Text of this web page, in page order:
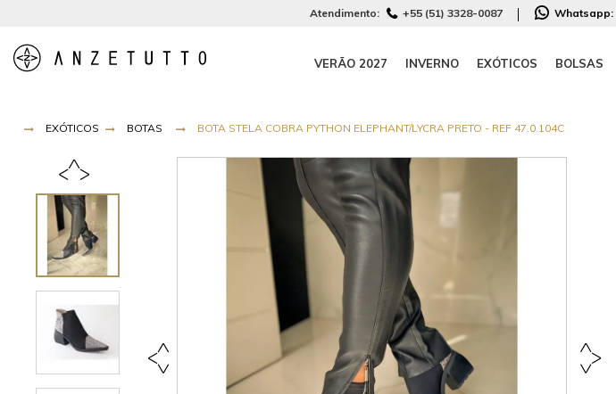
Atendimento: +55 (51) 3328-0087 Whatsapp:
VERÃO 2027 INVERNO EXÓTICOS BOLSAS
EXÓTICOS BOTAS BOTA STELA COBRA PYTHON ELEPHANT/LYCRA PRETO - REF 47.0.104C